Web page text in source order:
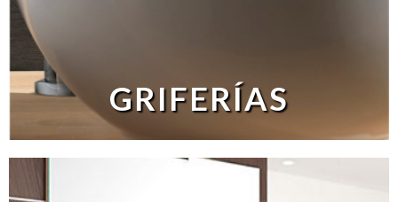
GRIFERÍAS